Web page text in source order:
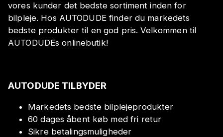
vores kunder det bedste sortiment inden for
bilpleje. Hos AUTODUDE finder du markedets
bedste produkter til en god pris. Velkommen til
AUTODUDEs onlinebutik!
AUTODUDE TILBYDER
Markedets bedste bilplejeprodukter
60 dages åbent køb med fri retur
Sikre betalingsmuligheder